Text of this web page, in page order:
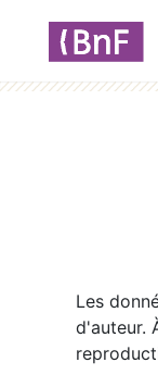
Les
d'auteur.